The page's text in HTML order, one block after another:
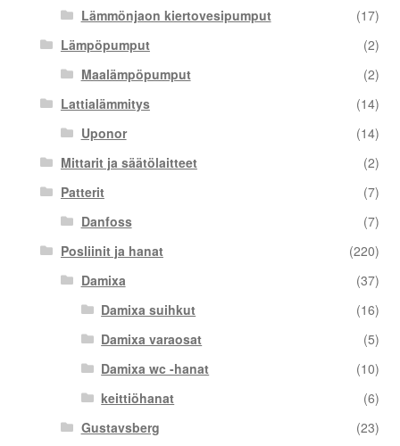
Lämmönjaon kiertovesipumput
(17)
Lämpöpumput
(2)
Maalämpöpumput
(2)
Lattialämmitys
(14)
Uponor
(14)
Mittarit ja säätölaitteet
(2)
Patterit
(7)
Danfoss
(7)
Posliinit ja hanat
(220)
Damixa
(37)
Damixa suihkut
(16)
Damixa varaosat
(5)
Damixa wc -hanat
(10)
keittiöhanat
(6)
Gustavsberg
(23)